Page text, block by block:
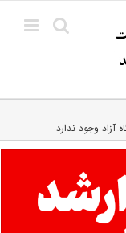
آزاد وجود ندارد